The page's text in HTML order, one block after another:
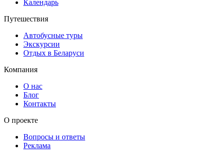
Календарь
Путешествия
Автобусные туры
Экскурсии
Отдых в Беларуси
Компания
О нас
Блог
Контакты
О проекте
Вопросы и ответы
Реклама